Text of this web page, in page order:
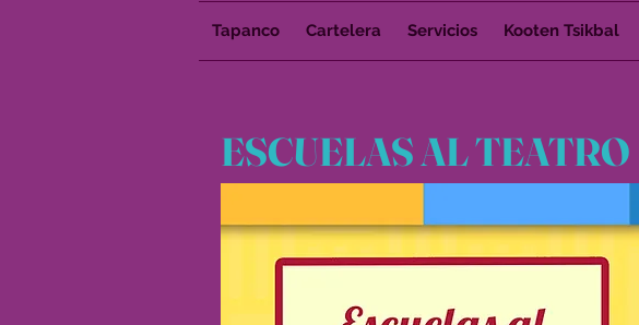
Tapanco Cartelera Servicios Kooten Tsikbal
ESCUELAS AL TEATRO